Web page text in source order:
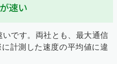
速い
です。両社とも、最大通信
計測した速度の平均値に違